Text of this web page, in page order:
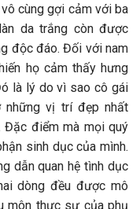
cùng gợi cảm với ba
da trắng còn được
độc đáo. Đối với nam
họ cảm thấy hưng
là lý do vì sao cô gái
những vị trí đẹp nhất
Đặc điểm mà mọi quý
sinh dục của mình.
dẫn quan hệ tình dục
dòng đều được mô
môn thực sự của phụ